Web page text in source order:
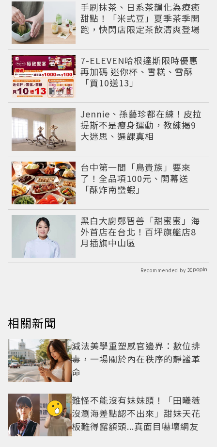
手刷抹茶、日系茶韻化為療癒
甜點！「米弎豆」夏季茶季開
跑，快閃店限定茶飲清爽登場
7-ELEVEN哈根達斯限時優惠
再加碼 迷你杯、雪糕、雪酥
「買10送13」
Jennie、孫藝珍都在練！皮拉
提斯不是瘦身運動，教練揭9
大迷思、選課真相
台中第一間「鳥貴族」要來
了！全品項100元、開幕送
「酥炸南蠻蝦」
黑白大廚鄭智善「甜蜜蜜」海
外首店在台北！百坪旗艦店8
月插旗中山區
Recommended by
相關新聞
減法美學重塑感官邊界：數位排
毒，一場關於內在秩序的靜謐革
命
難怪不能沒有妹妹頭！「田曦薇
沒瀏海差點認不出來」甜妹天花
板難得露額頭...真面目嚇壞網友